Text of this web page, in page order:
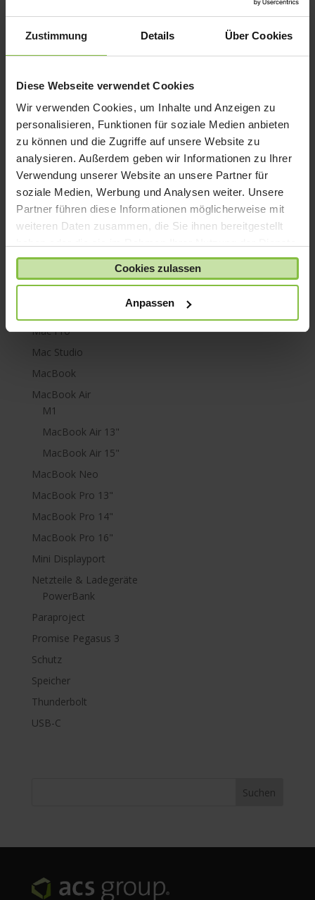
Zustimmung Details Über Cookies
Diese Webseite verwendet Cookies
Wir verwenden Cookies, um Inhalte und Anzeigen zu
personalisieren, Funktionen für soziale Medien anbieten
zu können und die Zugriffe auf unsere Website zu
analysieren. Außerdem geben wir Informationen zu Ihrer
Verwendung unserer Website an unsere Partner für
soziale Medien, Werbung und Analysen weiter. Unsere
Partner führen diese Informationen möglicherweise mit
weiteren Daten zusammen, die Sie ihnen bereitgestellt
gesammelt haben.
Cookies zulassen
Anpassen
iPad mini
iPad Pro
iPhone 6
iPhone SE
iPhone X
iPod nano
iPod shuffle
iPod touch
Kabel & Adapter
Kopfhörer
Lightning
Mac Pro
Mac Studio
MacBook
MacBook Air
M1
MacBook Air 13"
MacBook Air 15"
MacBook Neo
MacBook Pro 13"
MacBook Pro 14"
MacBook Pro 16"
Mini Displayport
Netzteile & Ladegeräte
PowerBank
Paraproject
Promise Pegasus 3
Schutz
Speicher
Thunderbolt
USB-C